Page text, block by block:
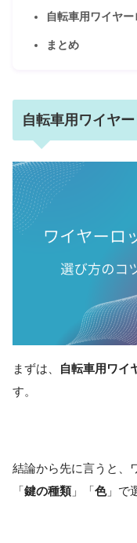
自転車用ワイヤ
まとめ
自転車用ワイヤ
まずは、 自転車用ワイ
す。
結論から先に言うと、
「鍵の種類 」「色」で